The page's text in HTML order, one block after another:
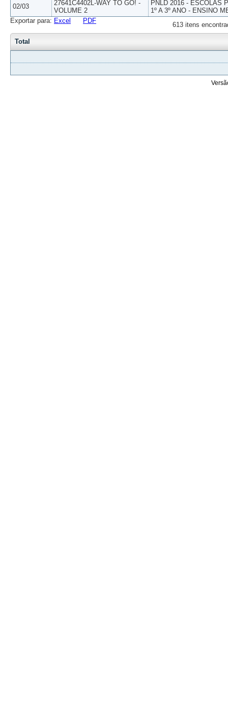
02/03
27641C4402L-WAY TO GO! -
VOLUME 2
PNLD 2016 - ESCOLAS
1º A 3º ANO - ENSINO
613 itens
Exportar para: Excel PDF
Total